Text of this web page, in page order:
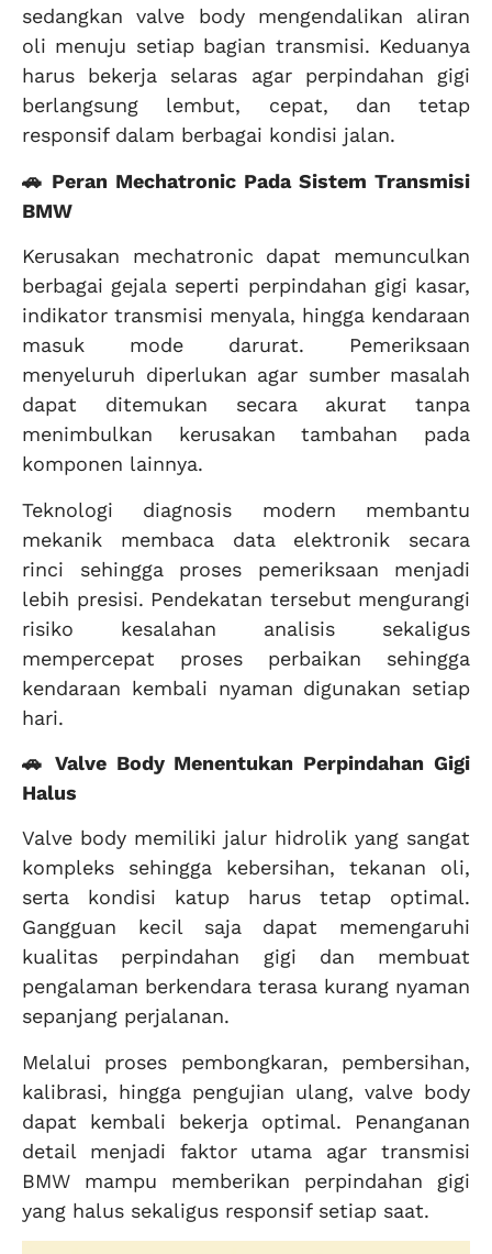
sedangkan valve body mengendalikan aliran
oli menuju setiap bagian transmisi. Keduanya
harus bekerja selaras agar perpindahan gigi
berlangsung lembut, cepat, dan tetap
responsif dalam berbagai kondisi jalan.
🚗 Peran Mechatronic Pada Sistem Transmisi
BMW
Kerusakan mechatronic dapat memunculkan
berbagai gejala seperti perpindahan gigi kasar,
indikator transmisi menyala, hingga kendaraan
masuk mode darurat. Pemeriksaan
menyeluruh diperlukan agar sumber masalah
dapat ditemukan secara akurat tanpa
menimbulkan kerusakan tambahan pada
komponen lainnya.
Teknologi diagnosis modern membantu
mekanik membaca data elektronik secara
rinci sehingga proses pemeriksaan menjadi
lebih presisi. Pendekatan tersebut mengurangi
risiko kesalahan analisis sekaligus
mempercepat proses perbaikan sehingga
kendaraan kembali nyaman digunakan setiap
hari.
🚗 Valve Body Menentukan Perpindahan Gigi
Halus
Valve body memiliki jalur hidrolik yang sangat
kompleks sehingga kebersihan, tekanan oli,
serta kondisi katup harus tetap optimal.
Gangguan kecil saja dapat memengaruhi
kualitas perpindahan gigi dan membuat
pengalaman berkendara terasa kurang nyaman
sepanjang perjalanan.
Melalui proses pembongkaran, pembersihan,
kalibrasi, hingga pengujian ulang, valve body
dapat kembali bekerja optimal. Penanganan
detail menjadi faktor utama agar transmisi
BMW mampu memberikan perpindahan gigi
yang halus sekaligus responsif setiap saat.